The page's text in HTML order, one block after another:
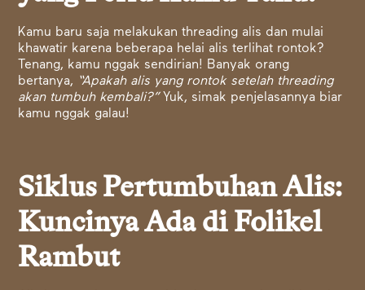
Kamu baru saja melakukan threading alis dan mulai
khawatir karena beberapa helai alis terlihat rontok?
Tenang, kamu nggak sendirian! Banyak orang
bertanya, “Apakah alis yang rontok setelah threading
akan tumbuh kembali?”Yuk, simak penjelasannya biar
kamu nggak galau!
Siklus Pertumbuhan Alis:
Kuncinya Ada di Folikel
Rambut